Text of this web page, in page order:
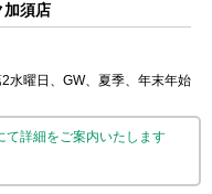
加須店
水曜日、GW、夏季、年末年始
て詳細をご案内いたします